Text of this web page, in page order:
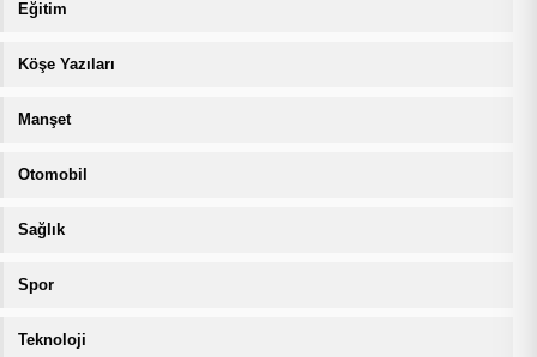
Eğitim
Köşe Yazıları
Manşet
Otomobil
Sağlık
Spor
Teknoloji